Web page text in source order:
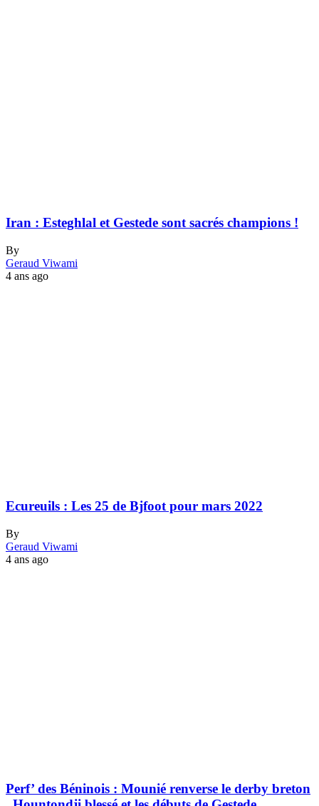
Iran : Esteghlal et Gestede sont sacrés champions !
By
Geraud Viwami
4 ans ago
Ecureuils : Les 25 de Bjfoot pour mars 2022
By
Geraud Viwami
4 ans ago
Perf’ des Béninois : Mounié renverse le derby breton